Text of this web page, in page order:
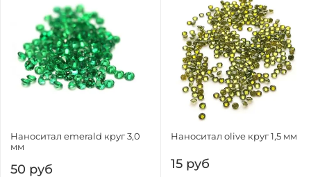
Наноситал emerald круг 3,0
мм
50 руб
Наноситал olive круг 1,5 мм
15 руб